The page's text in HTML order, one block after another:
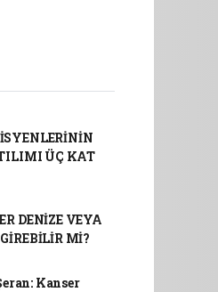
ÜÇ KAT
DENİZE VEYA
Mİ?
Kanser